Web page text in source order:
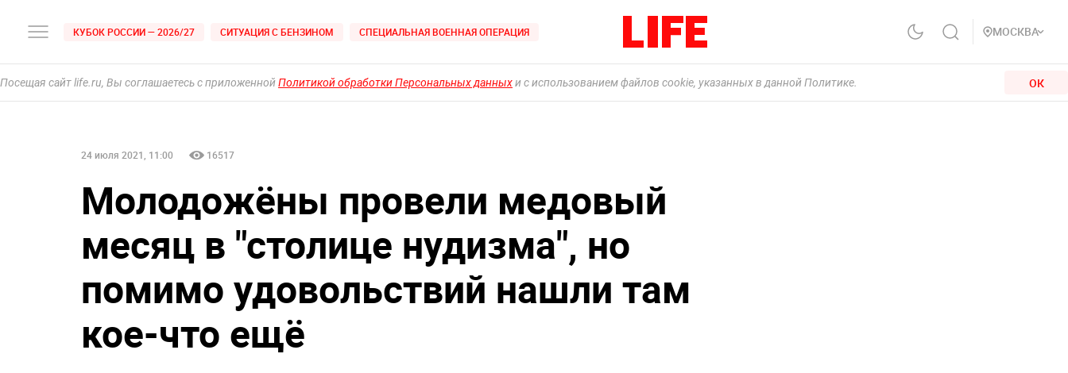
КУБОК РОССИИ — 2026/27 СИТУАЦИЯ С БЕНЗИНОМ СПЕЦИАЛЬНАЯ ВОЕННАЯ ОПЕРАЦИЯ МОСКВА
Посещая сайт life.ru, Вы соглашаетесь с приложеннойПолитикой обработки Персональных данныхи с использованием файлов cookie, указанных в данной Политике. ОК
24 июля 2021, 11:00 16517
Молодожёны провели медовый
месяц в "столице нудизма", но
помимо удовольствий нашли там
кое-что ещё